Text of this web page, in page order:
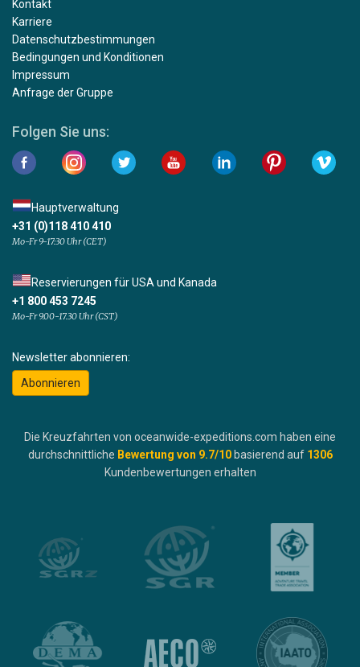
Kontakt
Karriere
Datenschutzbestimmungen
Bedingungen und Konditionen
Impressum
Anfrage der Gruppe
Folgen Sie uns:
Hauptverwaltung
+31 (0)118 410 410
Mo-Fr 9-17:30 Uhr (CET)
Reservierungen für USA und Kanada
+1 800 453 7245
Mo-Fr 9.00-17.30 Uhr (CST)
Newsletter abonnieren:
Abonnieren
Die Kreuzfahrten von oceanwide-expeditions.com haben eine
durchschnittliche Bewertung von 9.7/10 basierend auf 1306
Kundenbewertungen erhalten